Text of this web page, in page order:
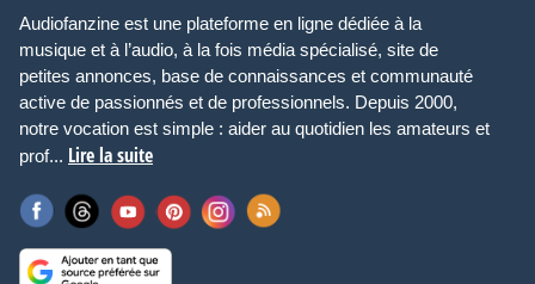
Audiofanzine est une plateforme en ligne dédiée à la
musique et à l’audio, à la fois média spécialisé, site de
petites annonces, base de connaissances et communauté
active de passionnés et de professionnels. Depuis 2000,
notre vocation est simple : aider au quotidien les amateurs et
prof... Lire la suite